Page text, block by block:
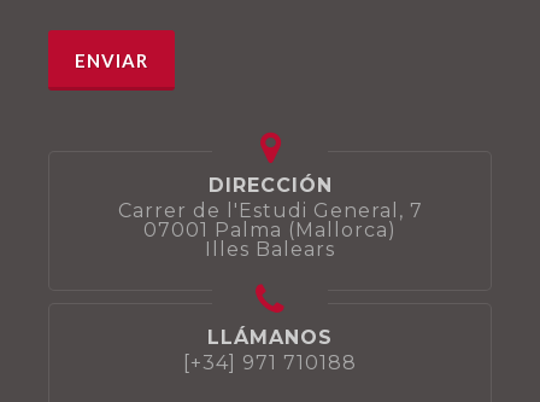
DIRECCIÓN
Carrer de l'Estudi General, 7
07001 Palma (Mallorca)
Illes Balears
LLÁMANOS
[+34] 971 710188